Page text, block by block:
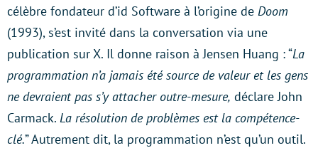
célèbre fondateur d’id Software à l’origine de Doom
(1993), s’est invité dans la conversation via une
publication sur X. Il donne raison à Jensen Huang : “La
programmation n’a jamais été source de valeur et les gens
ne devraient pas s’y attacher outre-mesure, déclare John
Carmack. La résolution de problèmes est la compétence-
clé.” Autrement dit, la programmation n’est qu’un outil.